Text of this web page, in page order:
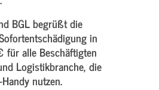
BGL begrüßt die
in
alle Beschäftigten
Logistikbranche, die
nutzen.